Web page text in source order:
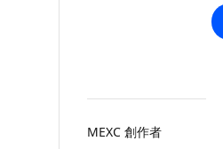
MEXC 創作者